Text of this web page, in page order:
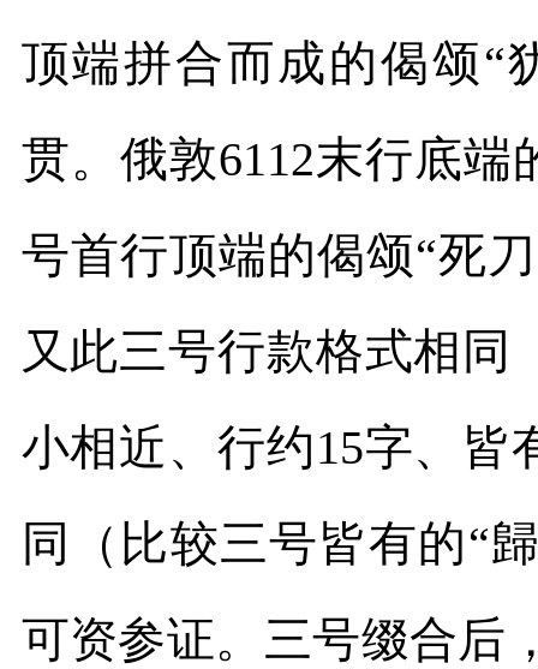
顶端拼合而成的偈颂“
贯。俄敦6112末行底端
号首行顶端的偈颂“死
又此三号行款格式相同
小相近、行约15字、皆
同（比较三号皆有的“
可资参证。三号缀合后